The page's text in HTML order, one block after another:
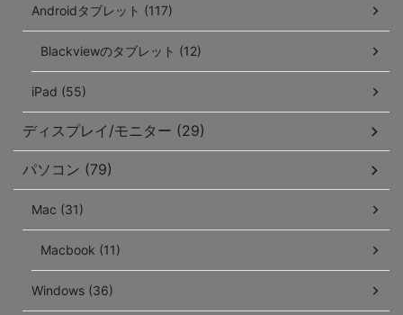
Androidタブレット (117)
Blackviewのタブレット (12)
iPad (55)
ディスプレイ/モニター (29)
パソコン (79)
Mac (31)
Macbook (11)
Windows (36)